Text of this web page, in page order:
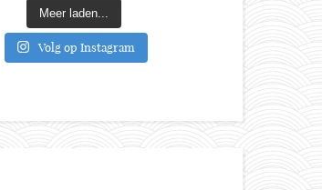
Meer laden...
Volg op Instagram